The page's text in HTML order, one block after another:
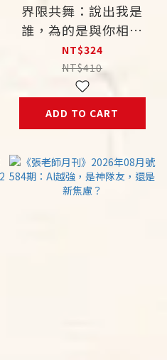
界限共舞：說出我是
誰，為的是與你相遇
12 天的自我與關係邊
界探索之旅
NT$324
NT$410
ADD TO CART